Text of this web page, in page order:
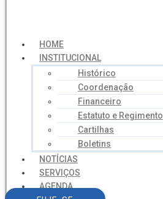
HOME
INSTITUCIONAL
Histórico
Coordenação
Financeiro
Estatuto e Regimento
Cartilhas
Boletins
NOTÍCIAS
SERVIÇOS
AGENDA